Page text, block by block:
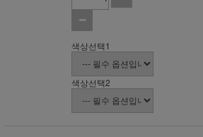
색상선택1
색상선택2